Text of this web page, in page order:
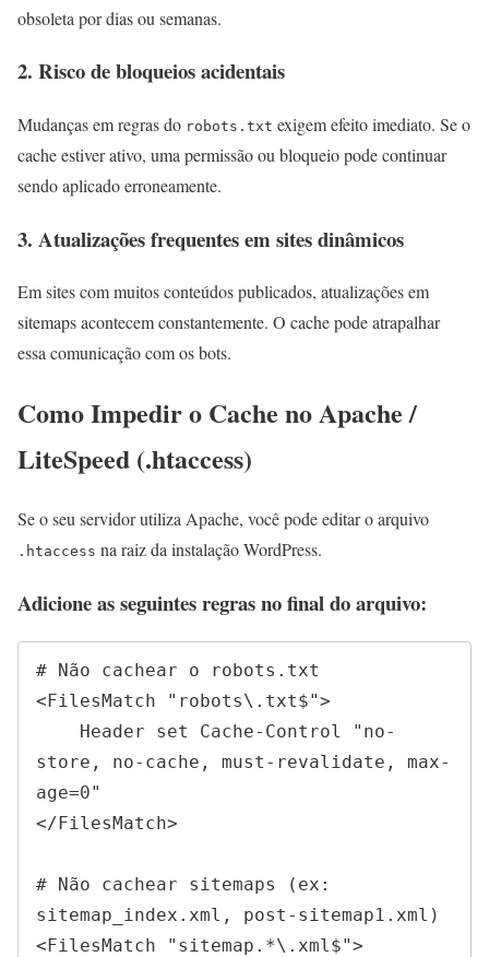
obsoleta por dias ou semanas.
2. Risco de bloqueios acidentais
Mudanças em regras do robots.txt exigem efeito imediato. Se o
cache estiver ativo, uma permissão ou bloqueio pode continuar
sendo aplicado erroneamente.
3. Atualizações frequentes em sites dinâmicos
Em sites com muitos conteúdos publicados, atualizações em
sitemaps acontecem constantemente. O cache pode atrapalhar
essa comunicação com os bots.
Como Impedir o Cache no Apache /
LiteSpeed (.htaccess)
Se o seu servidor utiliza Apache, você pode editar o arquivo
.htaccess na raiz da instalação WordPress.
Adicione as seguintes regras no final do arquivo:
# Não cachear o robots.txt
<FilesMatch "robots\.txt$">
store, no-cache, must-revalidate, max-
age=0"
</FilesMatch>
# Não cachear sitemaps (ex:
sitemap_index.xml, post-sitemap1.xml)
<FilesMatch "sitemap.*\.xml$">